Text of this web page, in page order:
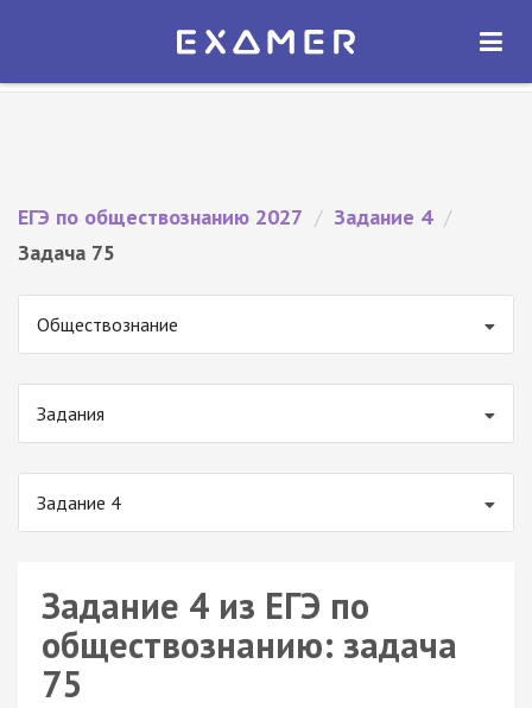
Экзамер — ЕГЭ 2027
ОТКРЫТЬ
ЕГЭ по обществознанию 2027 / Задание 4 /
Задача 75
Обществознание
Задания
Задание 4
Задание 4 из ЕГЭ по
обществознанию: задача
75